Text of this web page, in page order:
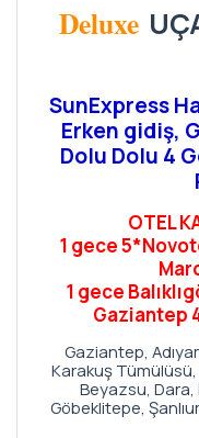
Deluxe
SunExpress
Erken gidiş,
Dolu Dolu 4
OTEL
1 gece
1 gece
Gaziantep
Gaziantep,
Karakuş Tümülüsü,
Beyazsu, Dara,
Göbeklitepe,